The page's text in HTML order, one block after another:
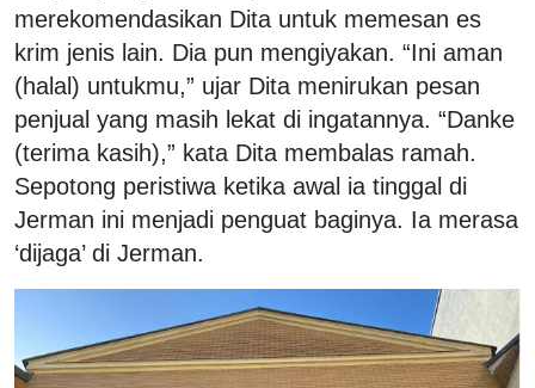
merekomendasikan Dita untuk memesan es
krim jenis lain. Dia pun mengiyakan. “Ini aman
(halal) untukmu,” ujar Dita menirukan pesan
penjual yang masih lekat di ingatannya. “Danke
(terima kasih),” kata Dita membalas ramah.
Sepotong peristiwa ketika awal ia tinggal di
Jerman ini menjadi penguat baginya. Ia merasa
‘dijaga’ di Jerman.